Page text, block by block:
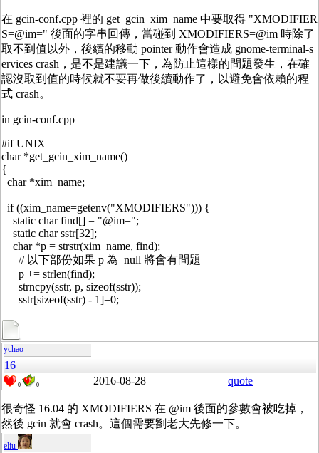
在 gcin-conf.cpp 裡的 get_gcin_xim_name 中要取得 "XMODIFIER
S=@im=" 後面的字串回傳，當碰到 XMODIFIERS=@im 時除了
取不到值以外，後續的移動 pointer 動作會造成 gnome-terminal-s
ervices crash，是不是建議一下，為防止這樣的問題發生，在確
認沒取到值的時候就不要再做後續動作了，以避免會依賴的程
式 crash。
in gcin-conf.cpp
#if UNIX
char *get_gcin_xim_name()
{
char *xim_name;
if ((xim_name=getenv("XMODIFIERS"))) {
static char find[] = "@im=";
static char sstr[32];
char *p = strstr(xim_name, find);
// 以下部份如果 p 為 null 將會有問題
p += strlen(find);
strncpy(sstr, p, sizeof(sstr));
sstr[sizeof(sstr) - 1]=0;
ychao
16
0 0 2016-08-28 quote
很奇怪 16.04 的 XMODIFIERS 在 @im 後面的參數會被吃掉，
然後 gcin 就會 crash。這個需要劉老大先修一下。
eliu